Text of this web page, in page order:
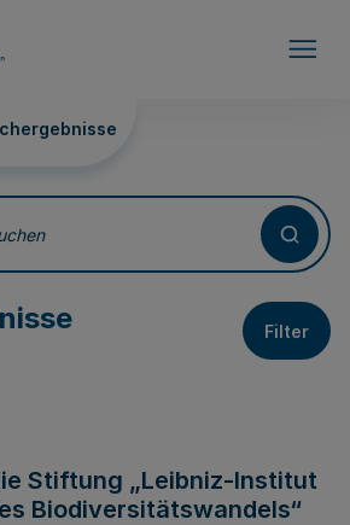
Filter
Stiftung „Leibniz-Institut
Biodiversitätswandels“